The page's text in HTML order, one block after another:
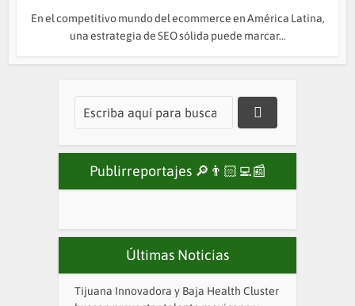
En el competitivo mundo del ecommerce en América Latina,
una estrategia de SEO sólida puede marcar...
Publirreportajes 🔎👨🏻‍💻📰
Últimas Noticias
Tijuana Innovadora y Baja Health Cluster